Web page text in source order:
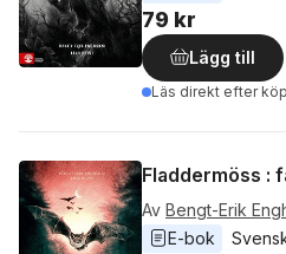
79 kr
Lägg till
Läs direkt efter köp
Fladdermöss :
Av Bengt-Erik
E-bok